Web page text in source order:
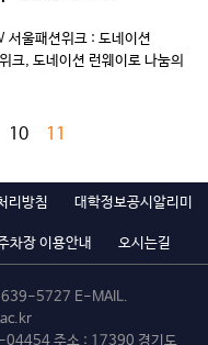
울패션위크 : 도네이션
, 도네이션 런웨이로 나눔의
교에서 진행하는
혜 대상자로 입학해 모델의 꿈을
10 11
리방침 대학정보공시알리미
차장 이용안내 오시는길
639-5727 E-MAIL.
04454 주소 : 17390 경기도